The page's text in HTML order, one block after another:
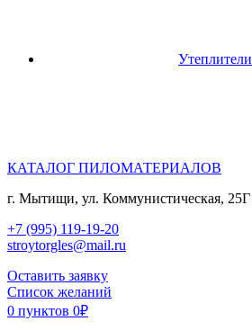
Утеплители
КАТАЛОГ ПИЛОМАТЕРИАЛОВ
г. Мытищи, ул. Коммунистическая, 25Г
+7 (995) 119-19-20
stroytorgles@mail.ru
Оставить заявку
Список желаний
0 пунктов 0₽